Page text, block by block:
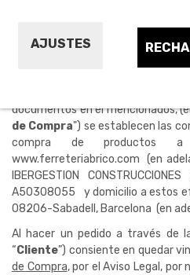
AJUSTES
1.
PROCEDIMIENTO DE
documentos en él mencionados,
de Compra") se establecen las
compra de
www.ferreteriabrico.com (en
IBERGESTION
A50308055 y domicilio a estos
08206-Sabadell, Barcelona (en
Al hacer un pedido a través de
“Cliente”) consiente en quedar
de Compra, por elAviso Legal , por